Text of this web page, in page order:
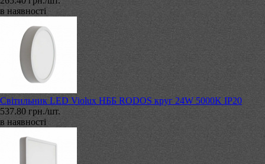
в наявності
Світильник LED Violux НББ RODOS круг 24W 5000K IP20
537.80 грн./шт.
в наявності